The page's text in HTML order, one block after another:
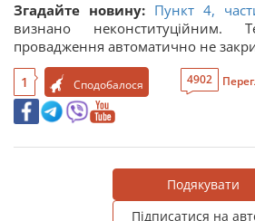
Згадайте новину: Пункт 4,
визнано неконституційним.
провадження автоматично не
1 Сподобалося 4902
Подякувати
Підписатися на